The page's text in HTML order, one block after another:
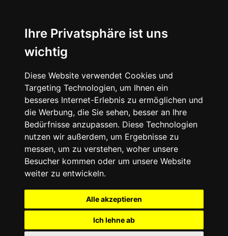
Ihre Privatsphäre ist uns
wichtig
Diese Website verwendet Cookies und
Targeting Technologien, um Ihnen ein
besseres Internet-Erlebnis zu ermöglichen und
die Werbung, die Sie sehen, besser an Ihre
Bedürfnisse anzupassen. Diese Technologien
nutzen wir außerdem, um Ergebnisse zu
messen, um zu verstehen, woher unsere
Besucher kommen oder um unsere Website
weiter zu entwickeln.
Alle akzeptieren
Ich lehne ab